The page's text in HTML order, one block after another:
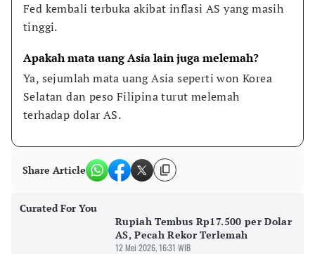
Fed kembali terbuka akibat inflasi AS yang masih
tinggi.
Apakah mata uang Asia lain juga melemah?
Ya, sejumlah mata uang Asia seperti won Korea
Selatan dan peso Filipina turut melemah
terhadap dolar AS.
Share Article
Curated For You
Rupiah Tembus Rp17.500 per Dolar
AS, Pecah Rekor Terlemah
12 Mei 2026, 16:31 WIB